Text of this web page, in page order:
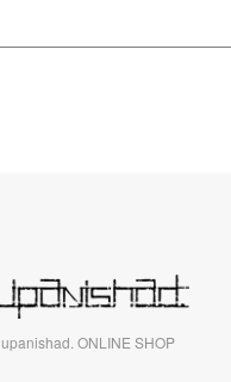
upanishad. ONLINE SHOP